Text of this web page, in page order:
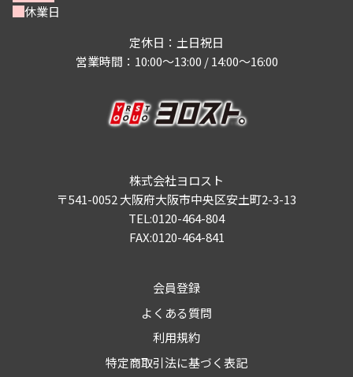
休業日
定休日：土日祝日
営業時間：10:00～13:00 / 14:00～16:00
株式会社ヨロスト
〒541-0052 大阪府大阪市中央区安土町2-3-13
TEL:0120-464-804
FAX:0120-464-841
会員登録
よくある質問
利用規約
特定商取引法に基づく表記